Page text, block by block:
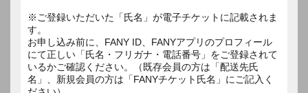
※ご登録いただいた「氏名」が電子チケットに記載されま
す。
お申し込み前に、FANY ID、FANYアプリのプロフィール
にて正しい「氏名・フリガナ・電話番号」をご登録されて
いるかご確認ください。（既存会員の方は「配送先氏
名」、新規会員の方は「FANYチケット氏名」にご記入く